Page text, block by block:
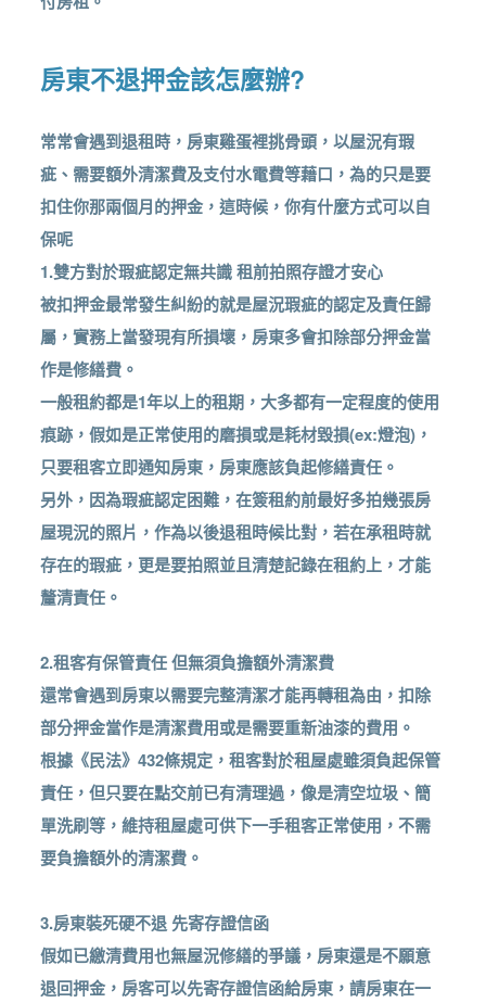
房東不退押金該怎麼辦?
常常會遇到退租時，房東雞蛋裡挑骨頭，以屋況有瑕
疵、需要額外清潔費及支付水電費等藉口，為的只是要
扣住你那兩個月的押金，這時候，你有什麼方式可以自
保呢
1.雙方對於瑕疵認定無共識 租前拍照存證才安心
被扣押金最常發生糾紛的就是屋況瑕疵的認定及責任歸
屬，實務上當發現有所損壞，房東多會扣除部分押金當
作是修繕費。
一般租約都是1年以上的租期，大多都有一定程度的使用
痕跡，假如是正常使用的磨損或是耗材毀損(ex:燈泡)，
只要租客立即通知房東，房東應該負起修繕責任。
另外，因為瑕疵認定困難，在簽租約前最好多拍幾張房
屋現況的照片，作為以後退租時候比對，若在承租時就
存在的瑕疵，更是要拍照並且清楚記錄在租約上，才能
釐清責任。
2.租客有保管責任 但無須負擔額外清潔費
還常會遇到房東以需要完整清潔才能再轉租為由，扣除
部分押金當作是清潔費用或是需要重新油漆的費用。
根據《民法》432條規定，租客對於租屋處雖須負起保管
責任，但只要在點交前已有清理過，像是清空垃圾、簡
單洗刷等，維持租屋處可供下一手租客正常使用，不需
要負擔額外的清潔費。
3.房東裝死硬不退 先寄存證信函
假如已繳清費用也無屋況修繕的爭議，房東還是不願意
退回押金，房客可以先寄存證信函給房東，請房東在一